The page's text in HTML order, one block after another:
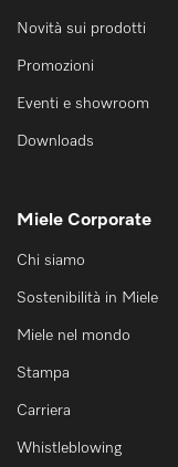
Novità sui prodotti
Promozioni
Eventi e showroom
Downloads
Miele Corporate
Chi siamo
Sostenibilità in Miele
Miele nel mondo
Stampa
Carriera
Whistleblowing